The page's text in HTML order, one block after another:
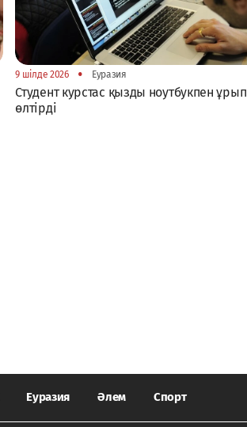
9 шілде 2026 • Еуразия
Студент курстас қызды ноутбукпен ұрып
өлтірді
Еуразия Әлем Спорт